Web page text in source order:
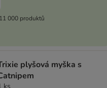
000 produktů
plyšová myška s